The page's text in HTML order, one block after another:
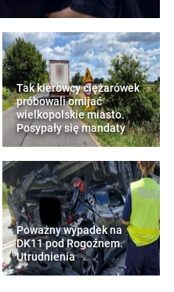
Tak kierowcy ciężarówek
próbowali omijać
wielkopolskie miasto.
Posypały się mandaty
Poważny wypadek na
DK11 pod Rogoźnem.
Utrudnienia